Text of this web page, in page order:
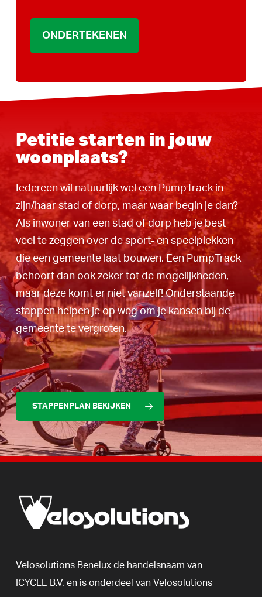
Petitie starten in jouw
woonplaats?
Iedereen wil natuurlijk wel een PumpTrack in
zijn/haar stad of dorp, maar waar begin je dan?
Als inwoner van een stad of dorp heb je best
veel te zeggen over de sport- en speelplekken
die een gemeente laat bouwen. Een PumpTrack
behoort dan ook zeker tot de mogelijkheden,
maar deze komt er niet vanzelf! Onderstaande
stappen helpen je op weg om je kansen bij de
gemeente te vergroten.
STAPPENPLAN BEKIJKEN
Velosolutions Benelux de handelsnaam van
ICYCLE B.V. en is onderdeel van Velosolutions